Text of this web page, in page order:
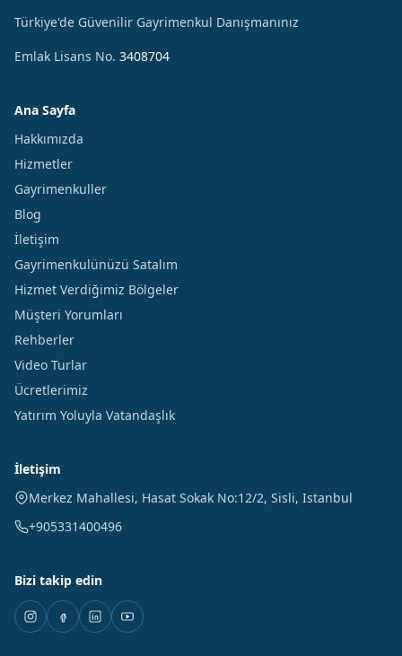
Türkiye'de Güvenilir Gayrimenkul Danışmanınız
Emlak Lisans No. 3408704
Ana Sayfa
Hakkımızda
Hizmetler
Gayrimenkuller
Blog
İletişim
Gayrimenkulünüzü Satalım
Hizmet Verdiğimiz Bölgeler
Müşteri Yorumları
Rehberler
Video Turlar
Ücretlerimiz
Yatırım Yoluyla Vatandaşlık
İletişim
Merkez Mahallesi, Hasat Sokak No:12/2, Sisli, Istanbul
+905331400496
Bizi takip edin